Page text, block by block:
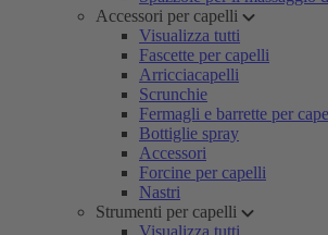
Accessori per capelli
Visualizza tutti
Fascette per capelli
Arricciacapelli
Scrunchie
Fermagli e barrette per
Bottiglie spray
Accessori
Forcine per capelli
Nastri
Strumenti per capelli
Visualizza tutti